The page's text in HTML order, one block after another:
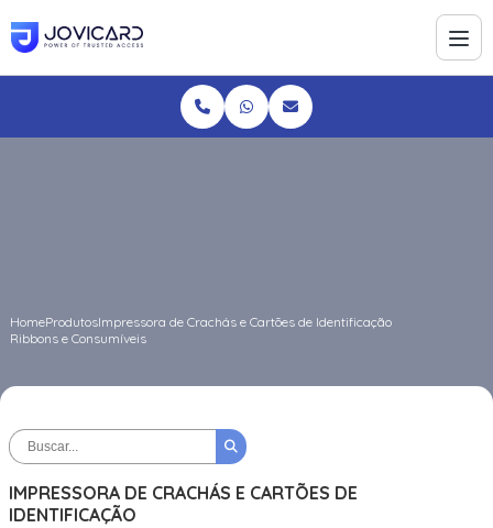
HomeProdutosImpressora de Crachás e Cartões de Identificação
Ribbons e Consumíveis
IMPRESSORA DE CRACHÁS E CARTÕES DE
IDENTIFICAÇÃO